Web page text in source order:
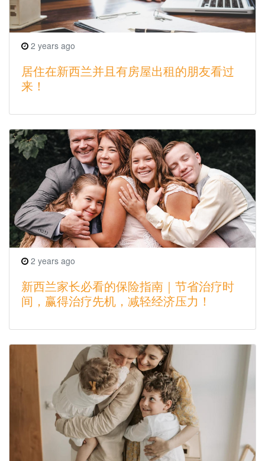
2 years ago
居住在新西兰并且有房屋出租的朋友看过
来！
2 years ago
新西兰家长必看的保险指南｜节省治疗时
间，赢得治疗先机，减轻经济压力！